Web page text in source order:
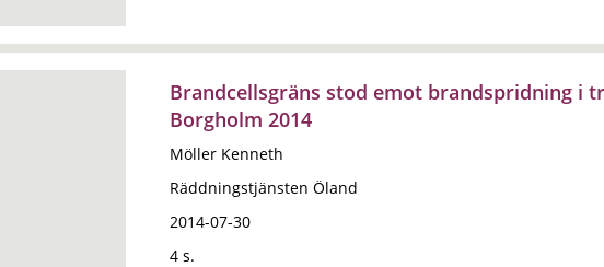
Brandcellsgräns stod emot brandspridning i
Borgholm 2014
Möller Kenneth
Räddningstjänsten Öland
2014-07-30
4 s.